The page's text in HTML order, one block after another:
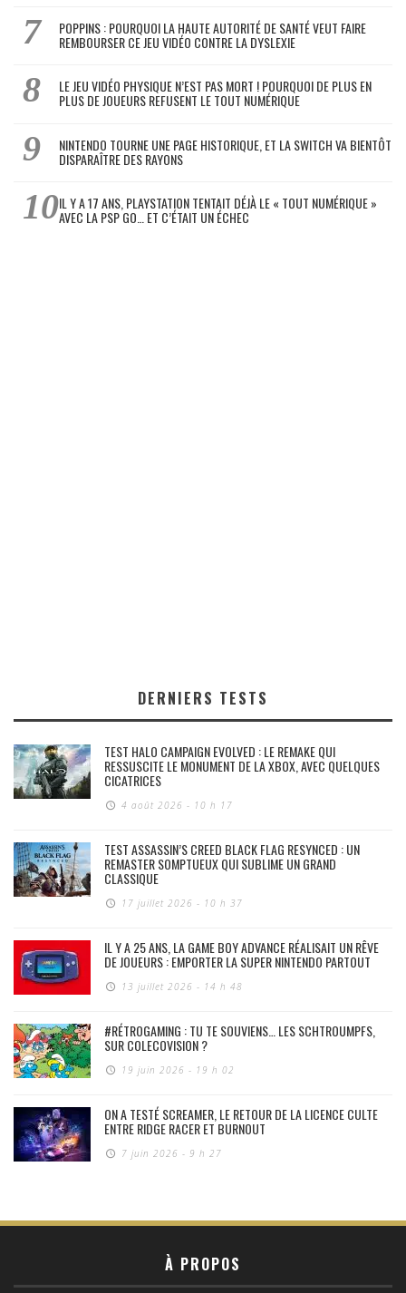
POPPINS : POURQUOI LA HAUTE AUTORITÉ DE SANTÉ VEUT FAIRE
REMBOURSER CE JEU VIDÉO CONTRE LA DYSLEXIE
LE JEU VIDÉO PHYSIQUE N’EST PAS MORT ! POURQUOI DE PLUS EN
PLUS DE JOUEURS REFUSENT LE TOUT NUMÉRIQUE
NINTENDO TOURNE UNE PAGE HISTORIQUE, ET LA SWITCH VA BIENTÔT
DISPARAÎTRE DES RAYONS
IL Y A 17 ANS, PLAYSTATION TENTAIT DÉJÀ LE « TOUT NUMÉRIQUE »
AVEC LA PSP GO… ET C’ÉTAIT UN ÉCHEC
DERNIERS TESTS
TEST HALO CAMPAIGN EVOLVED : LE REMAKE QUI
RESSUSCITE LE MONUMENT DE LA XBOX, AVEC QUELQUES
CICATRICES
4 août 2026 - 10 h 17
TEST ASSASSIN’S CREED BLACK FLAG RESYNCED : UN
REMASTER SOMPTUEUX QUI SUBLIME UN GRAND
CLASSIQUE
17 juillet 2026 - 10 h 37
IL Y A 25 ANS, LA GAME BOY ADVANCE RÉALISAIT UN RÊVE
DE JOUEURS : EMPORTER LA SUPER NINTENDO PARTOUT
13 juillet 2026 - 14 h 48
#RÉTROGAMING : TU TE SOUVIENS… LES SCHTROUMPFS,
SUR COLECOVISION ?
19 juin 2026 - 19 h 02
ON A TESTÉ SCREAMER, LE RETOUR DE LA LICENCE CULTE
ENTRE RIDGE RACER ET BURNOUT
7 juin 2026 - 9 h 27
À PROPOS